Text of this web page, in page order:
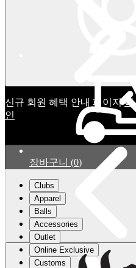
신규 회원 혜택 안내 페이지확
인
장바구니 (0)
Clubs
Apparel
Balls
Accessories
Outlet
Online Exclusive
Customs